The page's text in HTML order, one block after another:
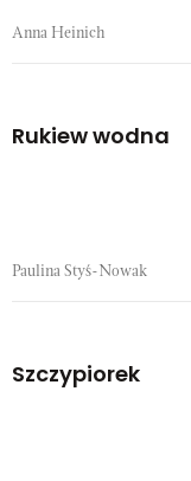
Anna Heinich
Rukiew wodna
Paulina Styś-Nowak
Szczypiorek